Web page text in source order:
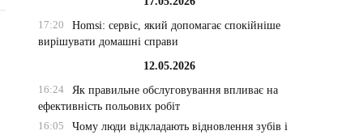
17:20
Homsi: сервіс, який допомагає спокійніше
вирішувати домашні справи
12.05.2026
16:24
Як правильне обслуговування впливає на
ефективність польових робіт
16:05
Чому люди відкладають відновлення зубів і